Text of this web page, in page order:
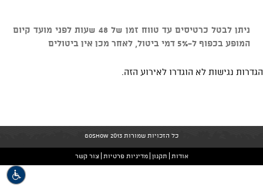
ניתן לבטל כרטיסים עד טווח זמן של 48 שעות לפני מועד קיום
המופע בכפוף ל-5% דמי ביטול, לאחר מכן אין ביטולים
הגדרות נגישות לא הוגדרו לאירוע הזה.
כל הזכויות שמורות GoShow 2013
אודות תקנון מדיניות פרטיות צור קשר